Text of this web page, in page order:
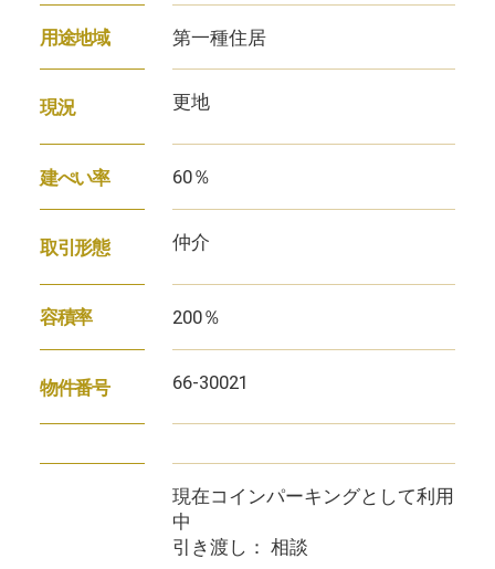
用途地域 第一種住居
現況 更地
建ぺい率 60％
取引形態 仲介
容積率 200％
物件番号 66-30021
現在コインパーキングとして利用
中
引き渡し： 相談